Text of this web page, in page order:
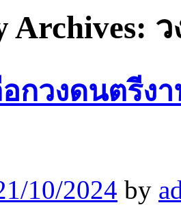
Archives:
กวงดนตรีง
10/2024 by